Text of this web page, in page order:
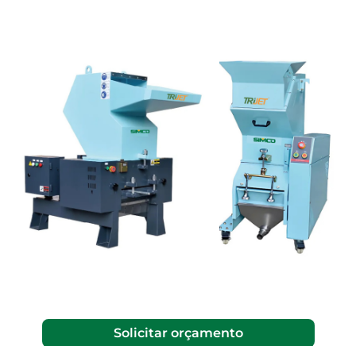
Solicitar orçamento